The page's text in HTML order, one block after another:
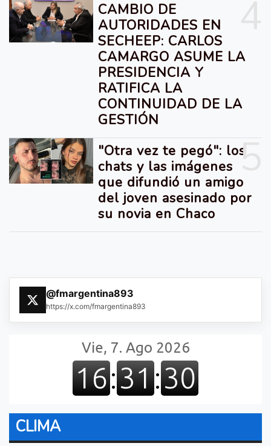
CAMBIO DE
AUTORIDADES EN
SECHEEP: CARLOS
CAMARGO ASUME LA
PRESIDENCIA Y
RATIFICA LA
CONTINUIDAD DE LA
GESTIÓN
5
"Otra vez te pegó": los
chats y las imágenes
que difundió un amigo
del joven asesinado por
su novia en Chaco
@fmargentina893
https://x.com/fmargentina893
CLIMA